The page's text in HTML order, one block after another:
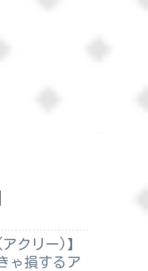
アクリー)】
ゃ損するア